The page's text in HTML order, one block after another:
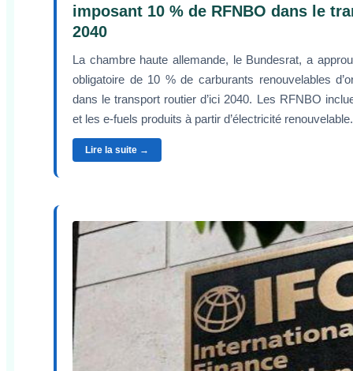
imposant 10 % de RFNBO dans le
2040
La chambre haute allemande, le Bundesrat, a
obligatoire de 10 % de carburants renouvelables
dans le transport routier d’ici 2040. Les RFNBO
et les e-fuels produits à partir d’électricité renouvelable.
Lire la suite →